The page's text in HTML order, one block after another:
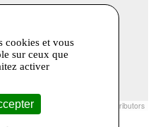
France | © contributors
cookies et vous
sur ceux que
activer